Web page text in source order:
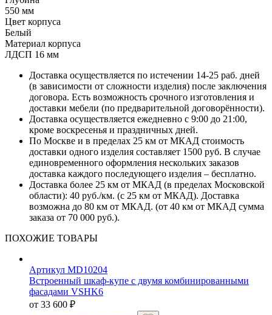
550 мм
Цвет корпуса
Белый
Материал корпуса
ЛДСП 16 мм
Доставка осуществляется по истечении 14-25 раб. дней
(в зависимости от сложности изделия) после заключения
договора. Есть возможность срочного изготовления и
доставки мебели (по предварительной договорённости).
Доставка осуществляется ежедневно с 9:00 до 21:00,
кроме воскресенья и праздничных дней.
По Москве и в пределах 25 км от МКАД стоимость
доставки одного изделия составляет 1500 руб. В случае
единовременного оформления нескольких заказов
доставка каждого последующего изделия – бесплатно.
Доставка более 25 км от МКАД (в пределах Московской
области): 40 руб./км. (с 25 км от МКАД). Доставка
возможна до 80 км от МКАД. (от 40 км от МКАД сумма
заказа от 70 000 руб.).
ПОХОЖИЕ ТОВАРЫ
Артикул MD10204
Встроенный шкаф-купе с двумя комбинированными
фасадами VSHK6
от 33 600 ₽